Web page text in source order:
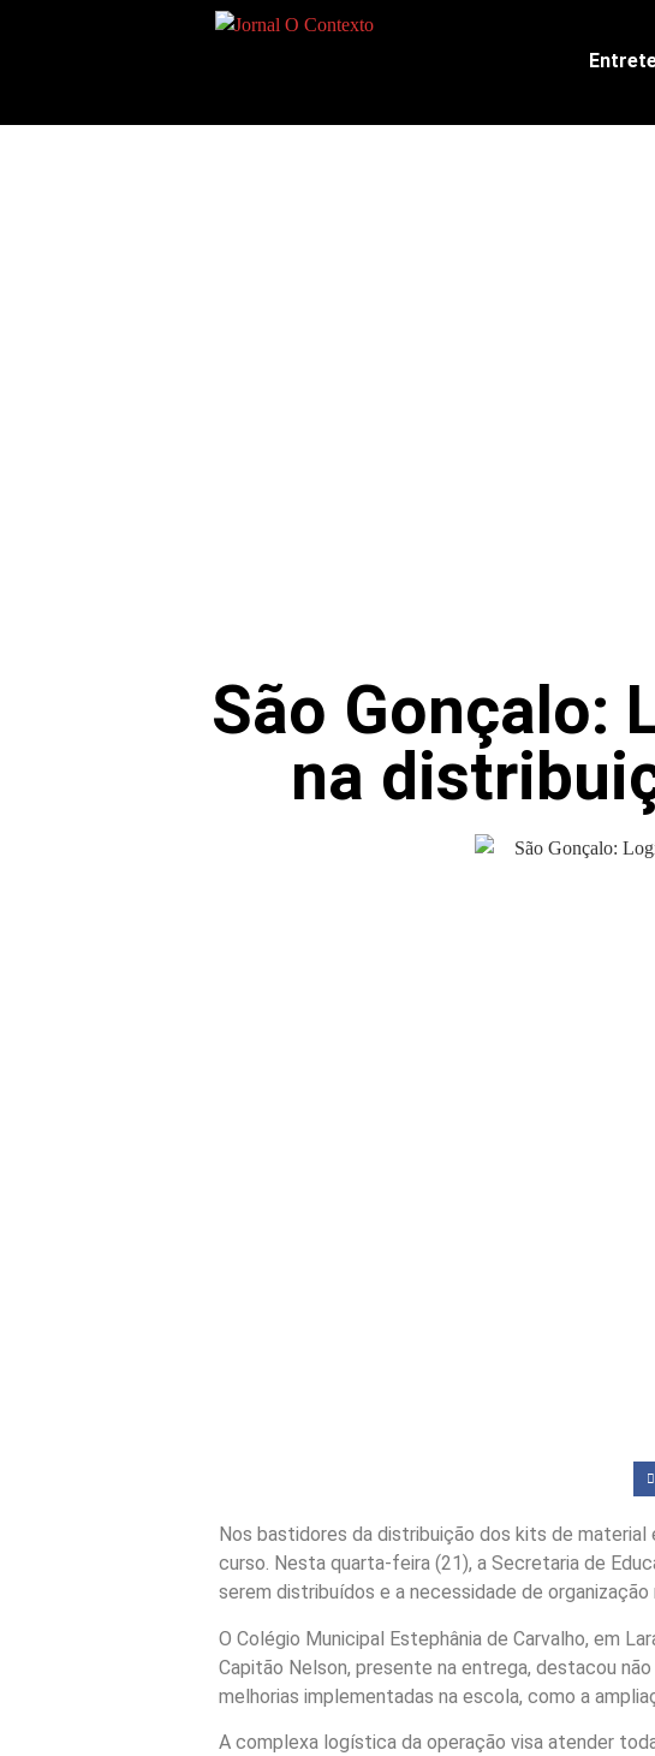
São Gonçalo:
na
Nos bastidores da distribuição dos kits de
curso. Nesta quarta-feira (21), a Secretaria de
serem distribuídos e a necessidade de organização
O Colégio Municipal Estephânia de Carvalho, em
Capitão Nelson, presente na entrega, destacou
melhorias implementadas na escola, como a
A complexa logística da operação visa atender